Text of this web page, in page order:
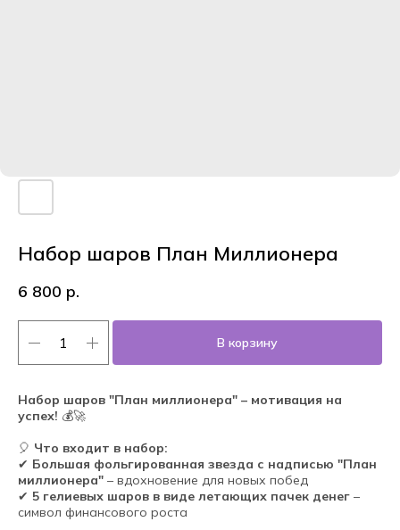
Набор шаров План Миллионера
6 800 р.
В корзину
Набор шаров "План миллионера" – мотивация на
успех! 💰🚀
🎈 Что входит в набор:
✔ Большая фольгированная звезда с надписью "План
миллионера" – вдохновение для новых побед
✔ 5 гелиевых шаров в виде летающих пачек денег –
символ финансового роста